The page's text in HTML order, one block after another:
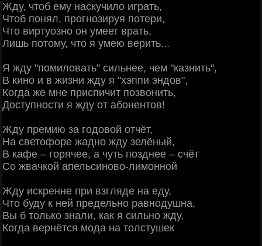
Жду, чтоб ему наскучило играть,
Чтоб понял, прогнозируя потери,
Что виртуозно он умеет врать,
Лишь потому, что я умею верить...
Я жду "помиловать" сильнее, чем "казнить",
В кино и в жизни жду я "хэппи эндов",
Когда же мне приспичит позвонить,
Доступности я жду от абонентов!
Жду премию за годовой отчёт,
На светофоре жадно жду зелёный,
В кафе – горячее, а чуть позднее – счёт
Со жвачкой апельсиново-лимонной
Жду искренне при взгляде на еду,
Что буду к ней предельно равнодушна,
Вы б только знали, как я сильно жду,
Когда вернётся мода на толстушек